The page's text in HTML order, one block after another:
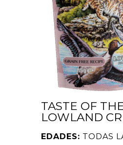
TASTE OF
LOWLAND
EDADES: TODAS